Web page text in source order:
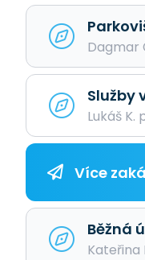
Dagmar
Služby
Lukáš K.
Více
Běžná
Kateřina